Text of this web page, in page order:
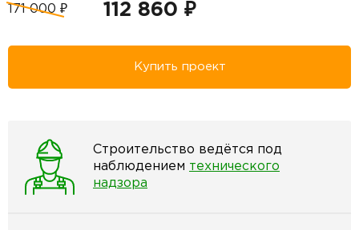
171 000 ₽ 112 860 ₽
Купить проект
Строительство ведётся под
наблюдением технического
надзора